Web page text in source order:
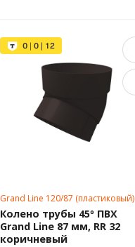
Grand Line 120/87 (пластиковый)
Колено трубы 45º ПВХ
Grand Line 87 мм, RR 32
коричневый